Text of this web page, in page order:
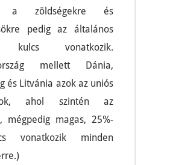
a zöldségekre és
pedig az általános
kulcs vonatkozik.
mellett Dánia,
és Litvánia azok az uniós
ahol szintén az
mégpedig magas, 25%-
vonatkozik minden